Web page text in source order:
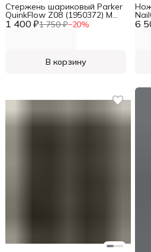
1 400 ₽1 750 ₽−20%
Стержень шариковый Parker
QuinkFlow Z08 (1950372) M
1мм черные чернила блистер
В корзину
6